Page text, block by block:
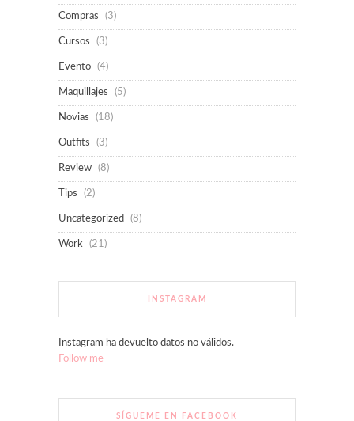
Compras (3)
Cursos (3)
Evento (4)
Maquillajes (5)
Novias (18)
Outfits (3)
Review (8)
Tips (2)
Uncategorized (8)
Work (21)
INSTAGRAM
Instagram ha devuelto datos no válidos.
Follow me
SÍGUEME EN FACEBOOK